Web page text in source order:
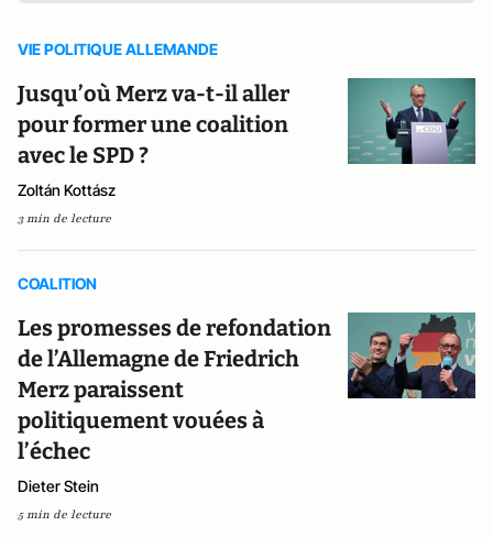
VIE POLITIQUE ALLEMANDE
Jusqu’où Merz va-t-il aller
pour former une coalition
avec le SPD ?
Zoltán Kottász
3 min de lecture
COALITION
Les promesses de refondation
de l’Allemagne de Friedrich
Merz paraissent
politiquement vouées à
l’échec
Dieter Stein
5 min de lecture